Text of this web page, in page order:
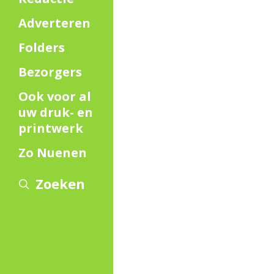
Adverteren
Folders
Bezorgers
Ook voor al
uw druk- en
printwerk
Zo Nuenen
Zoeken